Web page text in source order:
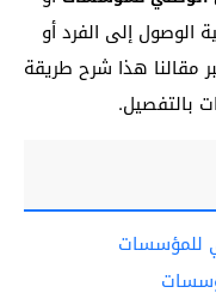
الوصول إلى الفرد أو
مقالنا هذا شرح طريقة
بالتفصيل.
للمؤسسات